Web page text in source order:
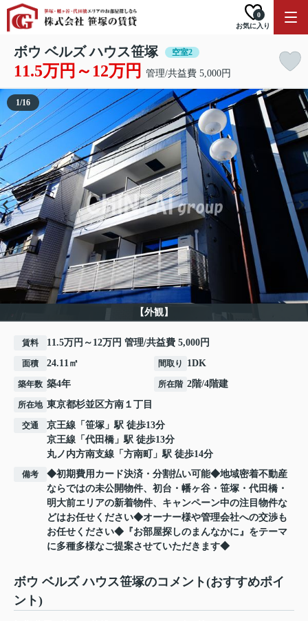
お気に入り
0
ボウ ベルズ ハウス笹塚 空室2
11.5万円～12万円 管理/共益費 5,000円
【外観】
1/16
賃料 11.5万円～12万円 管理/共益費 5,000円
面積 24.11㎡ 間取り 1DK
築年数 築4年 所在階 2階/4階建
所在地 東京都杉並区方南 １丁目
交通 京王線 「 笹塚 」駅 徒歩13分
京王線 「 代田橋 」駅 徒歩13分
丸ノ内方南支線 「 方南町 」駅 徒歩14分
備考
◆初期費用カード決済・分割払い可能◆地域密着不動産
ならではの未公開物件、初台・幡ヶ谷・笹塚・代田橋・
明大前エリアの新着物件、キャンペーン中の注目物件な
どはお任せください◆オーナー様や管理会社への交渉も
お任せください◆『お部屋探しのまんなかに』をテーマ
に多種多様なご提案させていただきます◆
ボウ ベルズ ハウス笹塚のコメント(おすすめポイ
ント)